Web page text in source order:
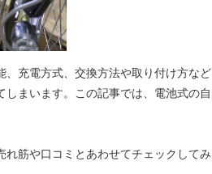
充電方式、交換方法や取り付け方など
まいます。この記事では、電池式の自
筋や口コミとあわせてチェックしてみ